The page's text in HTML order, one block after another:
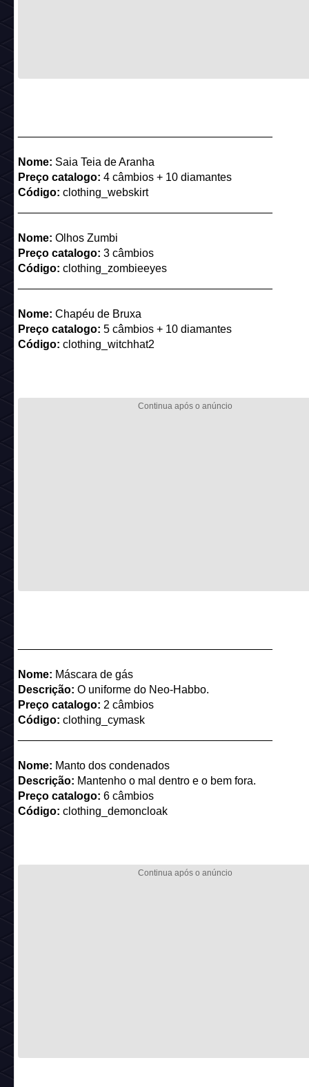
Nome: Saia Teia de Aranha
Preço catalogo: 4 câmbios + 10 diamantes
Código: clothing_webskirt
Nome: Olhos Zumbi
Preço catalogo: 3 câmbios
Código: clothing_zombieeyes
Nome: Chapéu de Bruxa
Preço catalogo: 5 câmbios + 10 diamantes
Código: clothing_witchhat2
Nome: Máscara de gás
Descrição: O uniforme do Neo-Habbo.
Preço catalogo: 2 câmbios
Código: clothing_cymask
Nome: Manto dos condenados
Descrição: Mantenho o mal dentro e o bem fora.
Preço catalogo: 6 câmbios
Código: clothing_demoncloak